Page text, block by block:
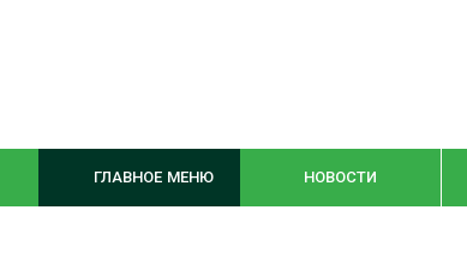
ГЛАВНОЕ МЕНЮ НОВОСТИ